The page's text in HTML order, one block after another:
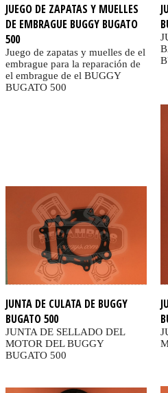
JUEGO DE ZAPATAS Y MUELLES
DE EMBRAGUE BUGGY BUGATO
500
Juego de zapatas y muelles de el
embrague para la reparación de
el embrague de el BUGGY
BUGATO 500
JUNTA DE CULATA DE BUGGY
BUGATO 500
JUNTA DE SELLADO DEL
MOTOR DEL BUGGY
BUGATO 500